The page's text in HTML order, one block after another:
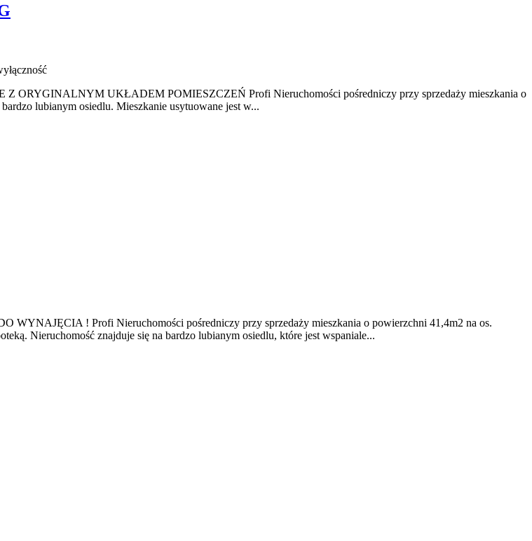
UKŁADEM POMIESZCZEŃ Profi Nieruchomości pośredniczy przy sprzedaży mieszkania o
lubianym osiedlu. Mieszkanie usytuowane jest w...
! Profi Nieruchomości pośredniczy przy sprzedaży mieszkania o powierzchni 41,4m2 na os.
Nieruchomość znajduje się na bardzo lubianym osiedlu, które jest wspaniale...